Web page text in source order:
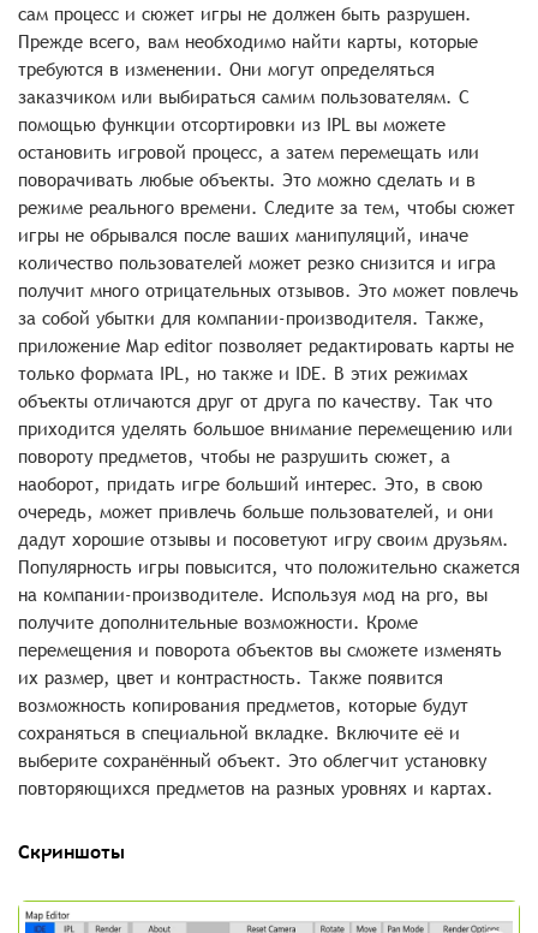
сам процесс и сюжет игры не должен быть разрушен.
Прежде всего, вам необходимо найти карты, которые
требуются в изменении. Они могут определяться
заказчиком или выбираться самим пользователям. С
помощью функции отсортировки из IPL вы можете
остановить игровой процесс, а затем перемещать или
поворачивать любые объекты. Это можно сделать и в
режиме реального времени. Следите за тем, чтобы сюжет
игры не обрывался после ваших манипуляций, иначе
количество пользователей может резко снизится и игра
получит много отрицательных отзывов. Это может повлечь
за собой убытки для компании-производителя. Также,
приложение Map editor позволяет редактировать карты не
только формата IPL, но также и IDE. В этих режимах
объекты отличаются друг от друга по качеству. Так что
приходится уделять большое внимание перемещению или
повороту предметов, чтобы не разрушить сюжет, а
наоборот, придать игре больший интерес. Это, в свою
очередь, может привлечь больше пользователей, и они
дадут хорошие отзывы и посоветуют игру своим друзьям.
Популярность игры повысится, что положительно скажется
на компании-производителе. Используя мод на pro, вы
получите дополнительные возможности. Кроме
перемещения и поворота объектов вы сможете изменять
их размер, цвет и контрастность. Также появится
возможность копирования предметов, которые будут
сохраняться в специальной вкладке. Включите её и
выберите сохранённый объект. Это облегчит установку
повторяющихся предметов на разных уровнях и картах.
Скриншоты